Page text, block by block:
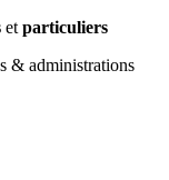
et particuliers
& administrations